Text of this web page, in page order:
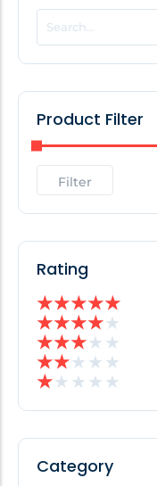
POPULAR THIS
No Posts
No Posts
Product Filter
Filter
Rating
★★★★★
★★★★★
★★★★ ★
★★★ ★ ★
★★ ★ ★ ★
Category